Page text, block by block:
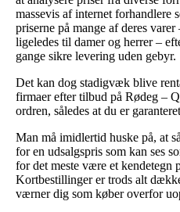
massevis af internet forhandlere
priserne på mange af deres
ligeledes til damer og herrer –
gange sikre levering uden gebyr.
Det kan dog stadigvæk blive
firmaer efter tilbud på Rødeg –
ordren, således at du er
Man må imidlertid huske på, at
for en udsalgspris som kan ses
for det meste være et kendetegn
Kortbestillinger er trods alt
værner dig som køber overfor